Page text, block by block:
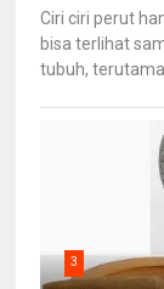
Ciri ciri perut
bisa terlihat
tubuh, terutama
3